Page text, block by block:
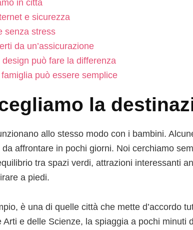
in città
e sicurezza
senza stress
da un’assicurazione
può fare la differenza
può essere semplice
la
allo stesso modo con i bambini.
affrontare in pochi giorni. Noi cerchiamo
tra spazi verdi, attrazioni interessanti
a piedi.
è una di quelle città che mette d’accordo
Arti e delle Scienze, la spiaggia a pochi minuti